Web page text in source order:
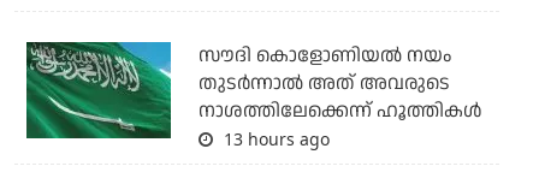
സൗദി കൊളോണിയല്‍ നയം
തുടര്‍ന്നാല്‍ അത് അവരുടെ
നാശത്തിലേക്കെന്ന് ഹൂത്തികള്‍
13 hours ago